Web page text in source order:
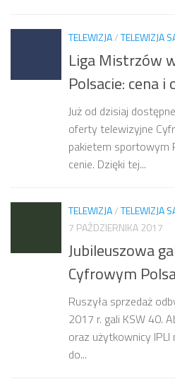
TELEWIZJA/TELEWIZJA
Liga Mistrzów
Polsacie: cena
Już od dzisiaj
oferty telewizyjne
pakietem sportowym
cenie. Dzięki tej...
TELEWIZJA/TELEWIZJA
7 PAŹDZIERNIKA 2017
Jubileuszowa
Cyfrowym
Ruszyła sprzedaż
2017 r. gali KSW 40.
oraz użytkownicy
do...